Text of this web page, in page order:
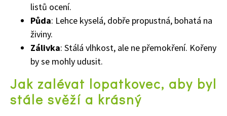
listů ocení.
Půda: Lehce kyselá, dobře propustná, bohatá na
živiny.
Zálivka: Stálá vlhkost, ale ne přemokření. Kořeny
by se mohly udusit.
Jak zalévat lopatkovec, aby byl
stále svěží a krásný